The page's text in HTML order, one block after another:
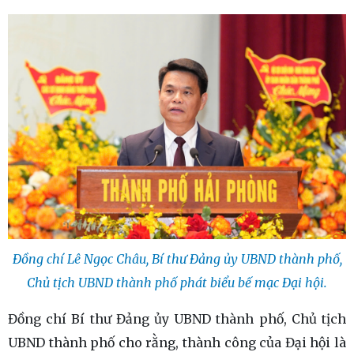
Đồng chí Lê Ngọc Châu, Bí thư Đảng ủy UBND thành phố,
Chủ tịch UBND thành phố phát biểu bế mạc Đại hội.
Đồng chí Bí thư Đảng ủy UBND thành phố, Chủ tịch
UBND thành phố cho rằng, thành công của Đại hội là